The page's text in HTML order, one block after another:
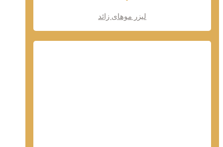
لیزر موهای زائد